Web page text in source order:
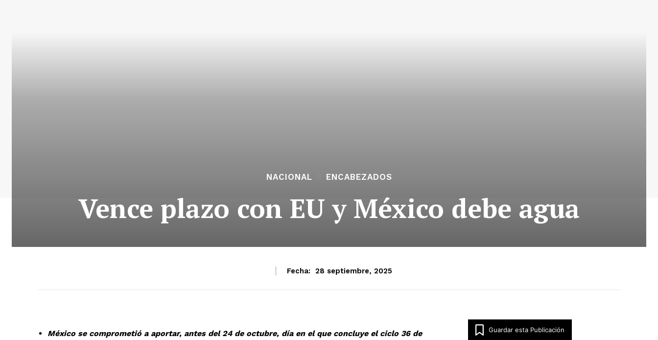
NACIONAL ENCABEZADOS
Vence plazo con EU y México debe agua
Fecha: 28 septiembre, 2025
México se comprometió a aportar, antes del 24 de octubre, día en el que concluye el ciclo 36 de
Guardar esta Publicación